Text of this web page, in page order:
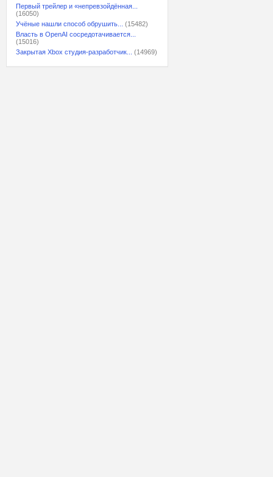
Первый трейлер и «непревзойдённая...
(16050)
Учёные нашли способ обрушить...
(15482)
Власть в OpenAI сосредотачивается...
(15016)
Закрытая Xbox студия-разработчик...
(14969)